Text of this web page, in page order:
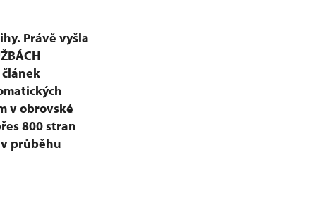
Právě vyšla
článek
v obrovské
800 stran
průběhu